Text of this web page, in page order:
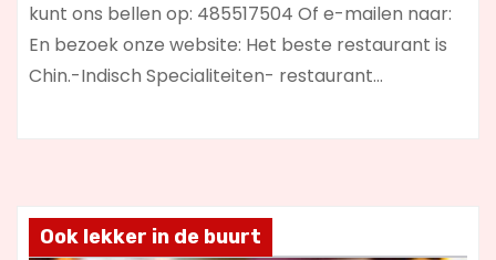
kunt ons bellen op: 485517504 Of e-mailen naar:
En bezoek onze website: Het beste restaurant is
Chin.-Indisch Specialiteiten- restaurant…
Ook lekker in de buurt